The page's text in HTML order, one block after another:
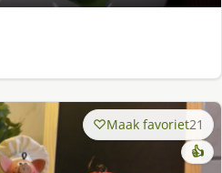
Maak favoriet21
👍